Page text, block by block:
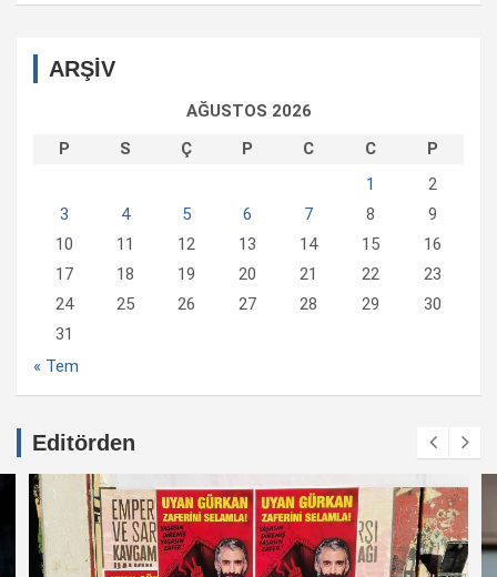
ARŞİV
AĞUSTOS 2026
P
S Ç P C C
P
1
2
3
4 5 6 7 8
9
10
11 12 13 14 15
16
17
18 19 20 21 22
23
24
25 26 27 28 29
30
31
« Tem
Editörden